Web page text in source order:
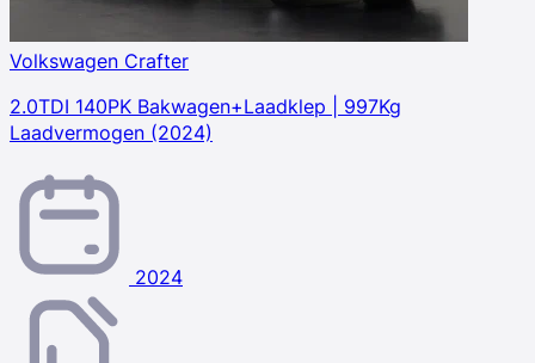
Volkswagen Crafter
2.0TDI 140PK Bakwagen+Laadklep | 997Kg
Laadvermogen (2024)
2024